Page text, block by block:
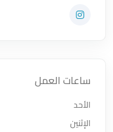
زيارة حساب المتجر على Instagram
ساعات العمل
الأحد
الإثنين